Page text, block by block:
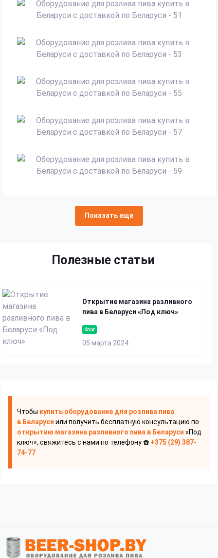
Показать еще
Полезные статьи
блог
05 марта 2024
Открытие магазина разливного
пива в Беларуси «Под ключ»
Чтобы купить оборудование для розлива пива
в Беларуси или получить бесплатную консультацию по
открытию магазина разливного пива в Беларуси «Под
ключ», свяжитесь с нами по телефону ☎️ +375 (29) 387-
74-77